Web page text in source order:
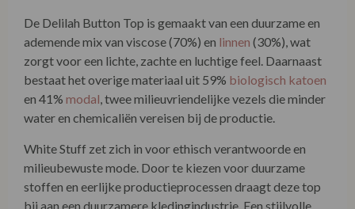
zorgt voor een lichte, zachte en luchtige feel. Daarnaast
bestaat het overige materiaal uit 59%biologisch katoen
en 41%modal, twee milieuvriendelijke vezels die minder
water en chemicaliën vereisen bij de productie.
White Stuff zet zich in voor ethisch verantwoorde en
milieubewuste mode. Door te kiezen voor duurzame
stoffen en eerlijke productieprocessen draagt deze top
bij aan een duurzamere kledingindustrie. Een stijlvolle
keuze met een positieve impact!Lees hier meer.